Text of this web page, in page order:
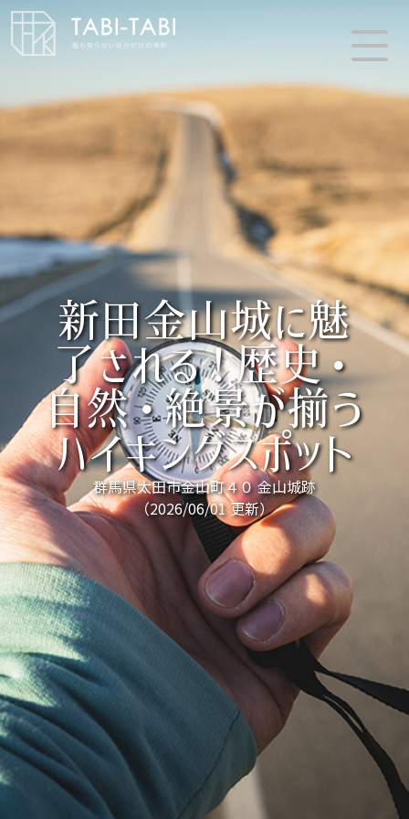
新田金山城に魅
了される！歴史・
自然・絶景が揃う
ハイキングスポット
群馬県太田市金山町４０ 金山城跡
（2026/06/01 更新）